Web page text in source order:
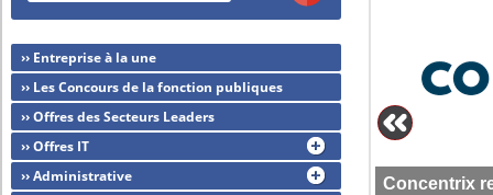
Concentrix
›› Entreprise à la une
›› Les Concours de la fonction publiques
›› Offres des Secteurs Leaders
›› Offres IT
›› Administrative